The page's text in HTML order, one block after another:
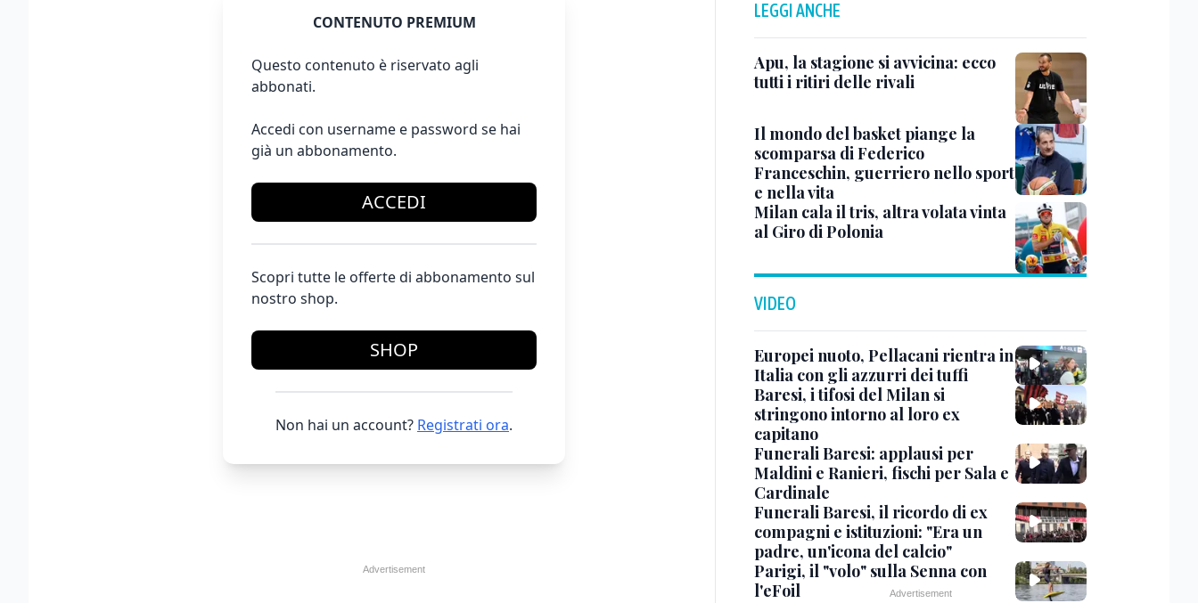
CONTENUTO PREMIUM
Questo contenuto è riservato agli
abbonati.
Accedi con username e password se hai
già un abbonamento.
ACCEDI
Scopri tutte le offerte di abbonamento sul
nostro shop.
SHOP
Non hai un account? Registrati ora.
LEGGI ANCHE
Apu, la stagione si avvicina: ecco
tutti i ritiri delle rivali
Il mondo del basket piange la
scomparsa di Federico
Franceschin, guerriero nello sport
e nella vita
Milan cala il tris, altra volata vinta
al Giro di Polonia
VIDEO
Europei nuoto, Pellacani rientra in
Italia con gli azzurri dei tuffi
Baresi, i tifosi del Milan si
stringono intorno al loro ex
capitano
Funerali Baresi: applausi per
Maldini e Ranieri, fischi per Sala e
Cardinale
Funerali Baresi, il ricordo di ex
compagni e istituzioni: "Era un
padre, un'icona del calcio"
Parigi, il "volo" sulla Senna con
l'eFoil